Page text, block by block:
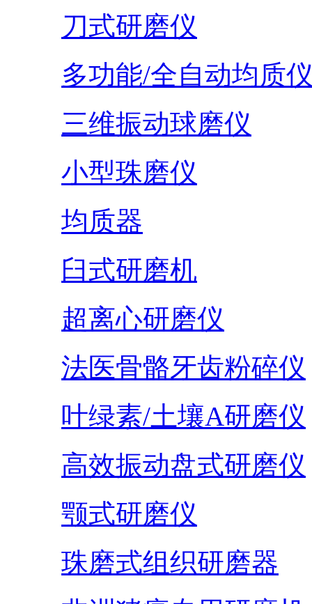
刀式研磨仪
多功能/全自动均质
三维振动球磨仪
小型珠磨仪
均质器
臼式研磨机
超离心研磨仪
法医骨骼牙齿粉碎仪
叶绿素/土壤A研磨仪
高效振动盘式研磨仪
颚式研磨仪
珠磨式组织研磨器